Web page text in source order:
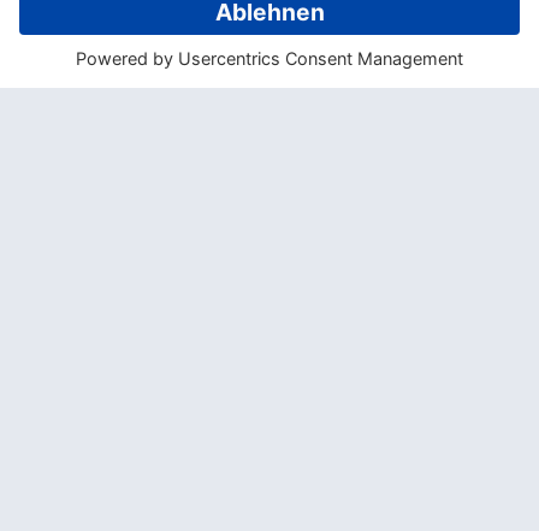
Tauchurlaub der besonderen Art
Sie wachen mit Blick auf den Strand und